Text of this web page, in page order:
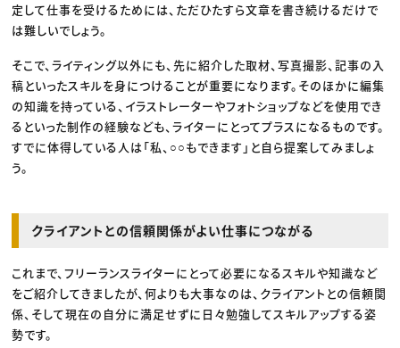
定して仕事を受けるためには、ただひたすら文章を書き続けるだけで
は難しいでしょう。
そこで、ライティング以外にも、先に紹介した取材、写真撮影、記事の入
稿といったスキルを身につけることが重要になります。そのほかに編集
の知識を持っている、イラストレーターやフォトショップなどを使用でき
るといった制作の経験なども、ライターにとってプラスになるものです。
すでに体得している人は「私、○○もできます」と自ら提案してみましょ
う。
クライアントとの信頼関係がよい仕事につながる
これまで、フリーランスライターにとって必要になるスキルや知識など
をご紹介してきましたが、何よりも大事なのは、クライアントとの信頼関
係、そして現在の自分に満足せずに日々勉強してスキルアップする姿
勢です。